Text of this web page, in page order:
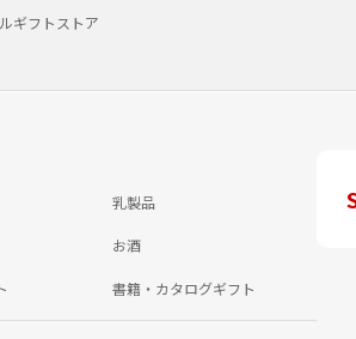
ギフトストア
乳製品
お酒
書籍・カタログギフト